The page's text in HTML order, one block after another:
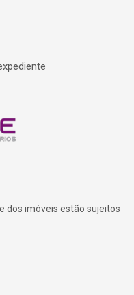
dos imóveis estão sujeitos